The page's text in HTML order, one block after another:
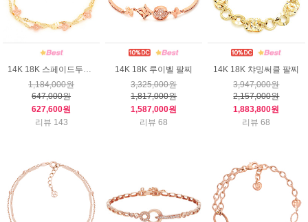
14K 18K 스페이드두줄 팔찌
1,184,000원
647,000원
627,600원
리뷰 143
14K 18K 루이벨 팔찌
3,325,000원
1,817,000원
1,587,000원
리뷰 68
14K 18K 챠밍써클 팔찌
3,947,000원
2,157,000원
1,883,800원
리뷰 68